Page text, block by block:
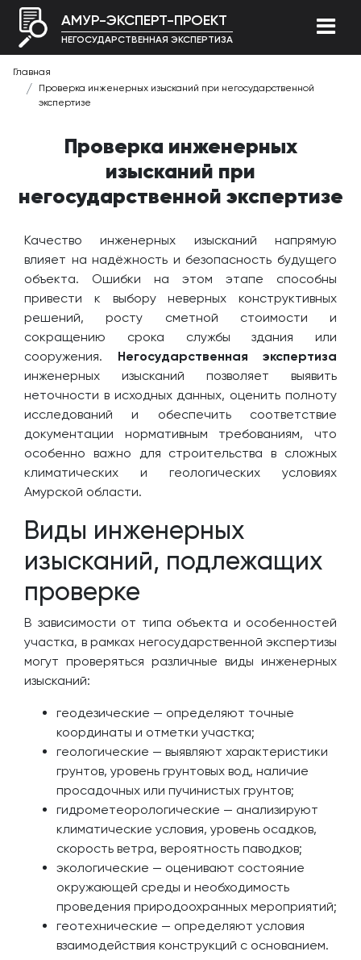
АМУР-ЭКСПЕРТ-ПРОЕКТ
НЕГОСУДАРСТВЕННАЯ ЭКСПЕРТИЗА
Главная
Проверка инженерных изысканий при негосударственной
экспертизе
Проверка инженерных
изысканий при
негосударственной экспертизе
Качество инженерных изысканий напрямую
влияет на надёжность и безопасность будущего
объекта. Ошибки на этом этапе способны
привести к выбору неверных конструктивных
решений, росту сметной стоимости и
сокращению срока службы здания или
сооружения. Негосударственная экспертиза
инженерных изысканий позволяет выявить
неточности в исходных данных, оценить полноту
исследований и обеспечить соответствие
документации нормативным требованиям, что
особенно важно для строительства в сложных
климатических и геологических условиях
Амурской области.
Виды инженерных
изысканий, подлежащих
проверке
В зависимости от типа объекта и особенностей
участка, в рамках негосударственной экспертизы
могут проверяться различные виды инженерных
изысканий:
геодезические — определяют точные
координаты и отметки участка;
геологические — выявляют характеристики
грунтов, уровень грунтовых вод, наличие
просадочных или пучинистых грунтов;
гидрометеорологические — анализируют
климатические условия, уровень осадков,
скорость ветра, вероятность паводков;
экологические — оценивают состояние
окружающей среды и необходимость
проведения природоохранных мероприятий;
геотехнические — определяют условия
взаимодействия конструкций с основанием.